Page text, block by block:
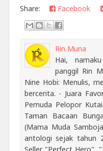
Share: Facebook
Rin Muna
Hai,
panggil Rin
Nine Hobi: Menulis,
bercerita. - Juara
Pemuda Pelopor
Taman Bacaan
(Mama Muda
antologi sejak tahun
Seller "Perfect Hero",